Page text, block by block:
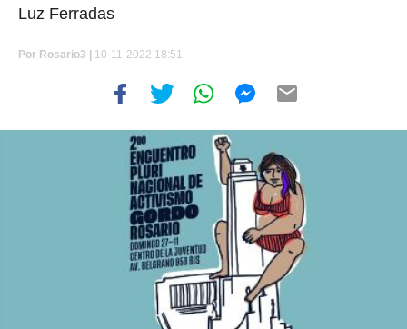
Luz Ferradas
Por Rosario3 | 10-11-2022 18:51